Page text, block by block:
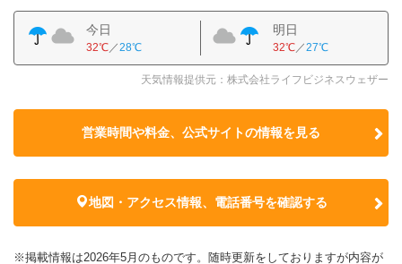
今日
32℃ ／28℃
明日
32℃ ／27℃
天気情報提供元：株式会社ライフビジネスウェザー
営業時間や料金、公式サイトの情報を見る
地図・アクセス情報、電話番号を確認する
※掲載情報は2026年5月のものです。随時更新をしておりますが内容が